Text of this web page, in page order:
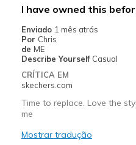
I have owned this
Enviado 1 mês atrás
Por Chris
de ME
Describe Yourself Casual
CRÍTICA EM
skechers.com
Time to replace. Love the
me
Mostrar tradução